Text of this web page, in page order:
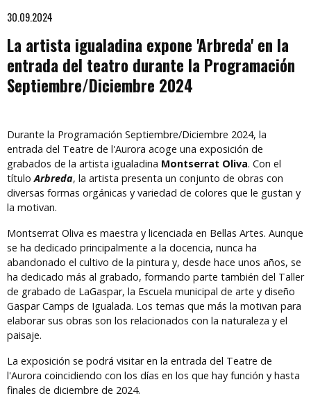
Diapositiva 1 de 1
30.09.2024
La artista igualadina expone 'Arbreda' en la
entrada del teatro durante la Programación
Septiembre/Diciembre 2024
Durante la Programación Septiembre/Diciembre 2024, la
entrada del Teatre de l'Aurora acoge una exposición de
grabados de la artista igualadina Montserrat Oliva. Con el
títuloArbreda, la artista presenta un conjunto de obras con
diversas formas orgánicas y variedad de colores que le gustan y
la motivan.
Montserrat Oliva es maestra y licenciada en Bellas Artes. Aunque
se ha dedicado principalmente a la docencia, nunca ha
abandonado el cultivo de la pintura y, desde hace unos años, se
ha dedicado más al grabado, formando parte también del Taller
de grabado de LaGaspar, la Escuela municipal de arte y diseño
Gaspar Camps de Igualada. Los temas que más la motivan para
elaborar sus obras son los relacionados con la naturaleza y el
paisaje.
La exposición se podrá visitar en la entrada del Teatre de
l'Aurora coincidiendo con los días en los que hay función y hasta
finales de diciembre de 2024.